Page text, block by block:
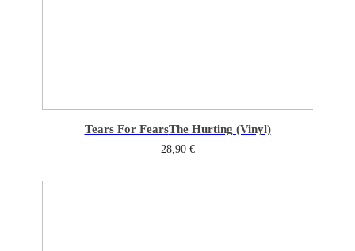
Tears For FearsThe Hurting (Vinyl)
28,90 €